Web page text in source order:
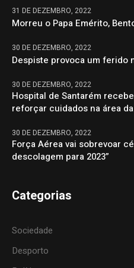
31 DE DEZEMBRO, 2022
Morreu o Papa Emérito,
30 DE DEZEMBRO, 2022
Despiste provoca um ferido
30 DE DEZEMBRO, 2022
Hospital de Santarém
reforçar cuidados na área
30 DE DEZEMBRO, 2022
Força Aérea vai sobrevoar
descolagem para 2023”
Categorias
Sociedade
Desporto